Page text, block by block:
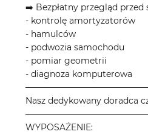
➡️ Bezpłatny przegląd przed
- kontrolę amortyzatorów
- hamulców
- podwozia samochodu
- pomiar geometrii
- diagnoza komputerowa
Nasz dedykowany doradca
WYPOSAŻENIE: